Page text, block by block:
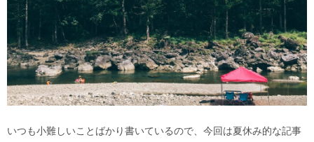
いつも小難しいことばかり書いているので、今回は夏休み的な記事